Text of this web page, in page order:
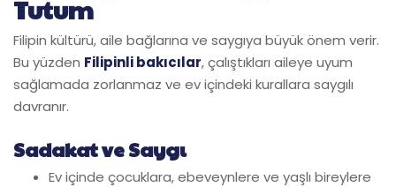
Tutum
Filipin kültürü, aile bağlarına ve saygıya büyük önem verir.
Bu yüzden Filipinli bakıcılar, çalıştıkları aileye uyum
sağlamada zorlanmaz ve ev içindeki kurallara saygılı
davranır.
Sadakat ve Saygı
Ev içinde çocuklara, ebeveynlere ve yaşlı bireylere